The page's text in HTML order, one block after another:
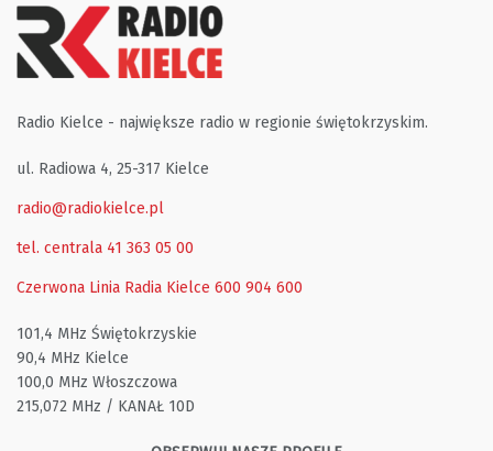
Radio Kielce - największe radio w regionie świętokrzyskim.
ul. Radiowa 4, 25-317 Kielce
radio@radiokielce.pl
tel. centrala 41 363 05 00
Czerwona Linia Radia Kielce 600 904 600
101,4 MHz Świętokrzyskie
90,4 MHz Kielce
100,0 MHz Włoszczowa
215,072 MHz / KANAŁ 10D